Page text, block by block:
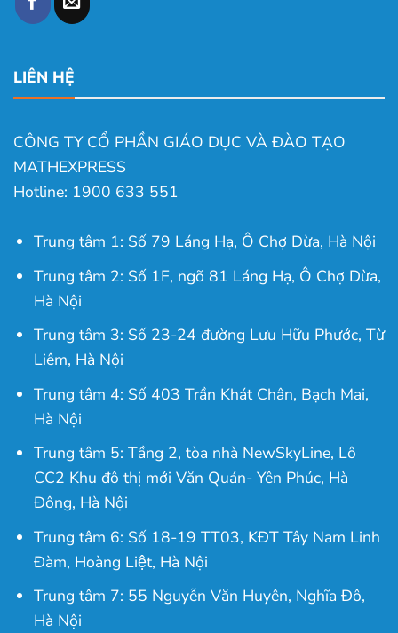
LIÊN HỆ
CÔNG TY CỔ PHẦN GIÁO DỤC VÀ ĐÀO TẠO
MATHEXPRESS
Hotline: 1900 633 551
Trung tâm 1: Số 79 Láng Hạ, Ô Chợ Dừa, Hà Nội
Trung tâm 2: Số 1F, ngõ 81 Láng Hạ, Ô Chợ Dừa,
Hà Nội
Trung tâm 3: Số 23-24 đường Lưu Hữu Phước, Từ
Liêm, Hà Nội
Trung tâm 4: Số 403 Trần Khát Chân, Bạch Mai,
Hà Nội
Trung tâm 5: Tầng 2, tòa nhà NewSkyLine, Lô
CC2 Khu đô thị mới Văn Quán- Yên Phúc, Hà
Đông, Hà Nội
Trung tâm 6: Số 18-19 TT03, KĐT Tây Nam Linh
Đàm, Hoàng Liệt, Hà Nội
Trung tâm 7: 55 Nguyễn Văn Huyên, Nghĩa Đô,
Hà Nội